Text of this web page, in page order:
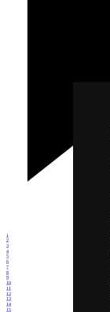
1
2
3
4
5
6
7
8
9
10
11
12
13
14
15